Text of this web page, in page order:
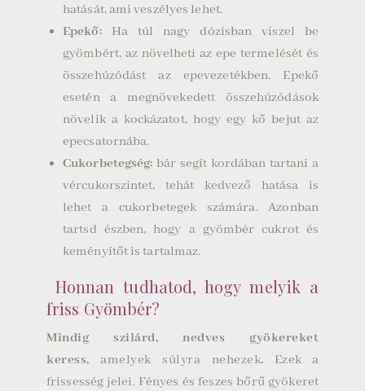
hatását, ami veszélyes lehet.
Epekő:Ha túl nagy dózisban viszel be
gyömbért, az növelheti az epe termelését és
összehúzódást az epevezetékben. Epekő
esetén a megnövekedett összehúzódások
növelik a kockázatot, hogy egy kő bejut az
epecsatornába.
Cukorbetegség: bár segít kordában tartani a
vércukorszintet, tehát kedvező hatása is
lehet a cukorbetegek számára. Azonban
tartsd észben, hogy a gyömbér cukrot és
keményítőt is tartalmaz.
Honnan tudhatod, hogy melyik a
friss Gyömbér?
Mindig szilárd, nedves gyökereket
keress, amelyek súlyra nehezek. Ezek a
frissesség jelei. Fényes és feszes bőrű gyökeret